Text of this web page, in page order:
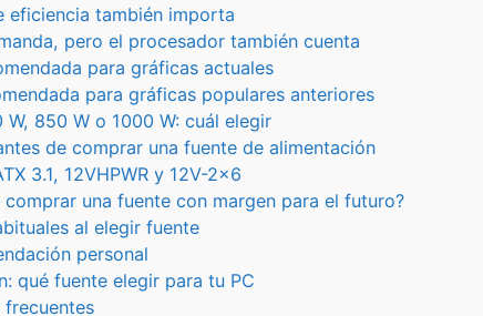
eficiencia también importa
pero el procesador también cuenta
para gráficas actuales
para gráficas populares anteriores
W, 850 W o 1000 W: cuál elegir
de comprar una fuente de alimentación
3.1, 12VHPWR y 12V-2×6
comprar una fuente con margen para el futuro?
al elegir fuente
personal
qué fuente elegir para tu PC
frecuentes